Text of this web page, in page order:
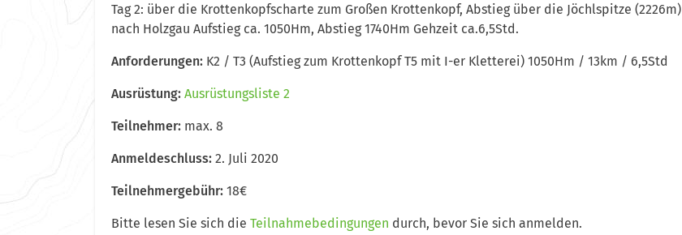
Tag 2: über die Krottenkopfscharte zum Großen Krottenkopf, Abstieg über die Jöchlspitze (2226m)
nach Holzgau Aufstieg ca. 1050Hm, Abstieg 1740Hm Gehzeit ca.6,5Std.
Anforderungen: K2 / T3 (Aufstieg zum Krottenkopf T5 mit I-er Kletterei) 1050Hm / 13km / 6,5Std
Ausrüstung: Ausrüstungsliste 2
Teilnehmer: max. 8
Anmeldeschluss: 2. Juli 2020
Teilnehmergebühr: 18€
Bitte lesen Sie sich die Teilnahmebedingungen durch, bevor Sie sich anmelden.